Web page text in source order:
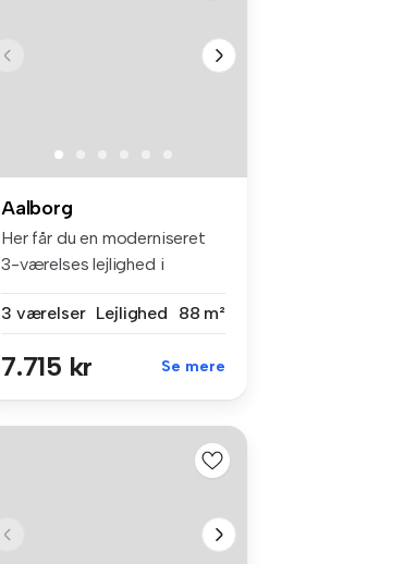
Aalborg
Her får du en moderniseret
3-værelses lejlighed i
3 værelser Lejlighed 88 m²
7.715 kr Se mere